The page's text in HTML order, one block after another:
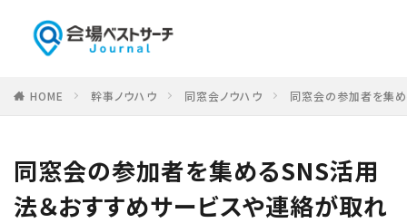
HOME 幹事ノウハウ 同窓会ノウハウ 同窓会の参加者を集
同窓会の参加者を集めるSNS活用
法＆おすすめサービスや連絡が取れ